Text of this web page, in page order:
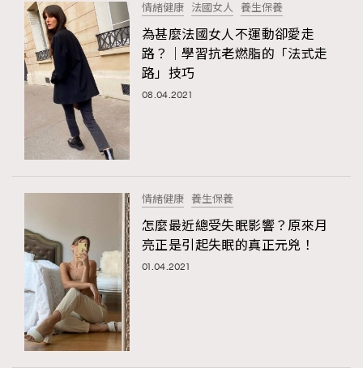
情緒健康 法國女人 養生保養
為甚麼法國女人不運動卻愛走
路？｜學習抗老燃脂的「法式走
路」技巧
08.04.2021
情緒健康 養生保養
怎麼最近總受失眠影響？原來月
亮正是引起失眠的真正元兇！
01.04.2021